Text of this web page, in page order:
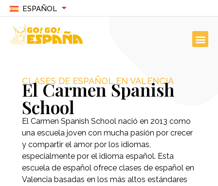
ESPAÑOL
CLASES DE ESPAÑOL EN VALENCIA
El Carmen Spanish
School
El Carmen Spanish School nació en 2013 como
una escuela joven con mucha pasión por crecer
y compartir el amor por los idiomas,
especialmente por el idioma español. Esta
escuela de español ofrece clases de español en
Valencia basadas en los más altos estándares